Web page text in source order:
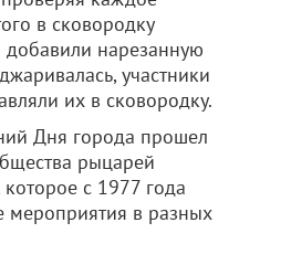
в сковородку
нарезанную
участники
их в сковородку.
Дня города прошел
рыцарей
которое с 1977 года
мероприятия в разных